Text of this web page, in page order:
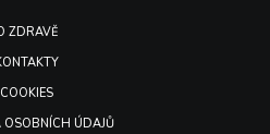
ZDRAVĚ
COOKIES
OSOBNÍCH ÚDAJŮ